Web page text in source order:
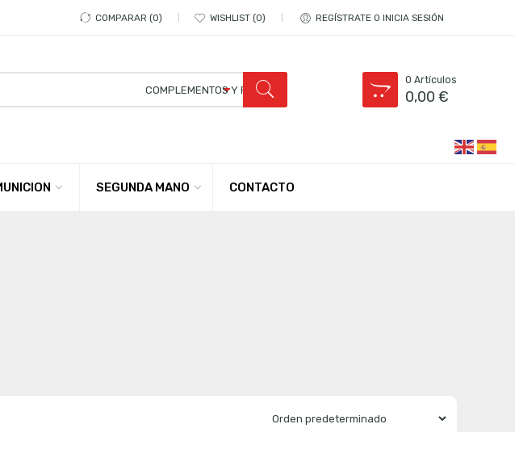
COMPARAR 0 WISHLIST 0 REGÍSTRATE O INICIA SESIÓN
0 Artículos
0,00€
SEGUNDA MANO CONTACTO